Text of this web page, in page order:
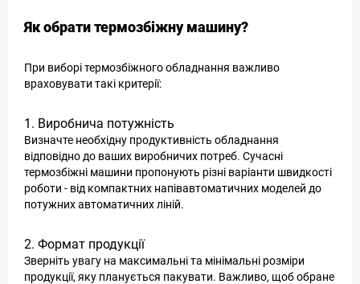
Як обрати термозбіжну машину?
При виборі термозбіжного обладнання важливо
враховувати такі критерії:
1. Виробнича потужність
Визначте необхідну продуктивність обладнання
відповідно до ваших виробничих потреб. Сучасні
термозбіжні машини пропонують різні варіанти швидкості
роботи - від компактних напівавтоматичних моделей до
потужних автоматичних ліній.
2. Формат продукції
Зверніть увагу на максимальні та мінімальні розміри
продукції, яку планується пакувати. Важливо, щоб обране